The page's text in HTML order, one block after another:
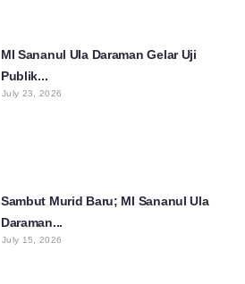
MI Sananul Ula Daraman Gelar Uji
Publik...
July 23, 2026
Sambut Murid Baru; MI Sananul Ula
Daraman...
July 15, 2026